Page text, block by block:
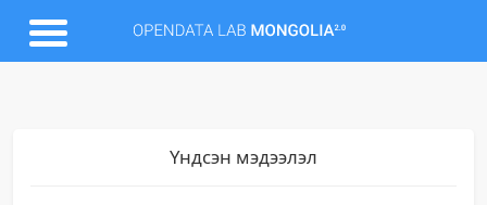
Үндсэн мэдээлэл